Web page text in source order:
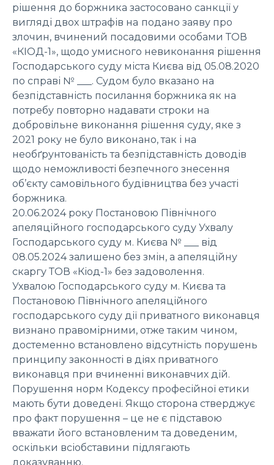
рішення до боржника застосовано санкції у
вигляді двох штрафів на подано заяву про
злочин, вчинений посадовими особами ТОВ
«КІОД-1», щодо умисного невиконання рішення
Господарського суду міста Києва від 05.08.2020
по справі № ___. Судом було вказано на
безпідставність посилання боржника як на
потребу повторно надавати строки на
добровільне виконання рішення суду, яке з
2021 року не було виконано, так і на
необґрунтованість та безпідставність доводів
щодо неможливості безпечного знесення
об’єкту самовільного будівництва без участі
боржника.
20.06.2024 року Постановою Північного
апеляційного господарського суду Ухвалу
Господарського суду м. Києва № ___ від
08.05.2024 залишено без змін, а апеляційну
скаргу ТОВ «Кіод-1» без задоволення.
Ухвалою Господарського суду м. Києва та
Постановою Північного апеляційного
господарського суду дії приватного виконавця
визнано правомірними, отже таким чином,
достеменно встановлено відсутність порушень
принципу законності в діях приватного
виконавця при вчиненні виконавчих дій.
Порушення норм Кодексу професійної етики
мають бути доведені. Якщо сторона стверджує
про факт порушення – це не є підставою
вважати його встановленим та доведеним,
оскільки всіобставини підлягають
доказуванню.